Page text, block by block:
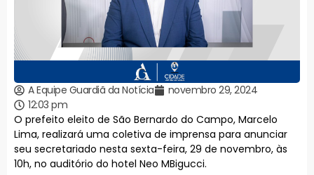
A Equipe Guardiã da Notícia
novembro 29, 2024
12:03 pm
O prefeito eleito de São Bernardo do Campo, Marcelo
Lima, realizará uma coletiva de imprensa para anunciar
seu secretariado nesta sexta-feira, 29 de novembro, às
10h, no auditório do hotel Neo MBigucci.